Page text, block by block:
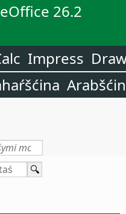
26.2
Impress